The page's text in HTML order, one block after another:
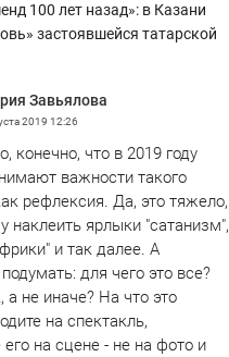
100 лет назад»: в Казани
застоявшейся татарской
Завьялова
2019 12:26
конечно, что в 2019 году
важности такого
рефлексия. Да, это тяжело,
наклеить ярлыки "сатанизм",
и так далее. А
для чего это все?
а не иначе? На что это
на спектакль,
его на сцене - не на фото и